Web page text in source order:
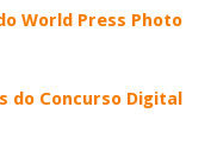
World Press Photo
do Concurso Digital